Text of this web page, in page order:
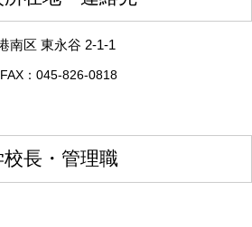
南区 東永谷 2-1-1
： 045-826-0818
校長・管理職